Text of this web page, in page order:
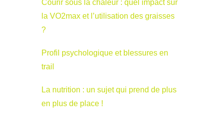
Courir sous la chaleur : quel impact sur
la VO2max et l’utilisation des graisses
?
Profil psychologique et blessures en
trail
La nutrition : un sujet qui prend de plus
en plus de place !